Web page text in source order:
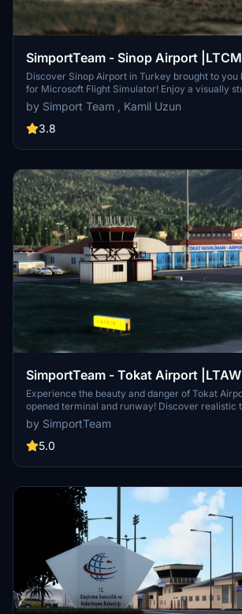
SimportTeam - Sinop Airport
Discover Sinop Airport in Turkey brought to you
for Microsoft Flight Simulator! Enjoy a visually
with detailed models adapted from Xplane 11.
located near the sea with a concrete runway and
capacity of 150,000 annually. Get ready for a
by Simport Team , Kamil Uzun
3.8
SimportTeam - Tokat Airport
Experience the beauty and danger of Tokat
opened terminal and runway! Discover realistic
sign details, and high-quality models in this
on. Get ready for a new level of immersion in the
Region.
by SimportTeam
5.0